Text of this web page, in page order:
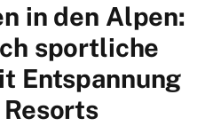
in den Alpen:
sportliche
Entspannung